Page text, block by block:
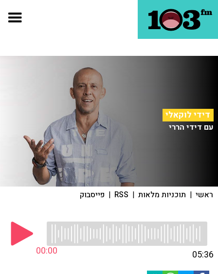
דידי לוקאלי
עם דידי הררי
ראשי | תוכניות מלאות |
RSS
| פייסבוק
00:00 05:36